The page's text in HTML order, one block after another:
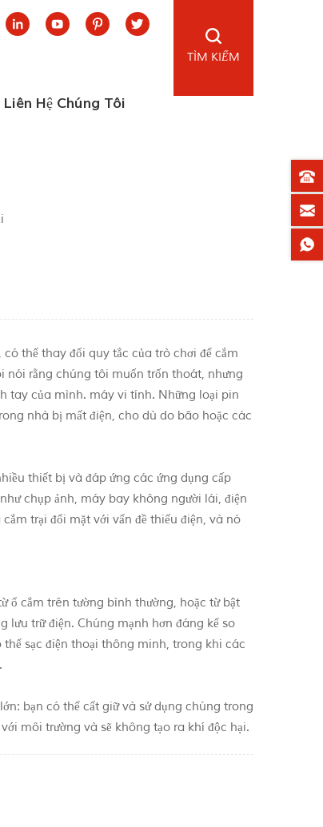
TÌM KIẾM
Liên Hệ Chúng Tôi
thể thay đổi quy tắc của trò chơi để cắm
nói rằng chúng tôi muốn trốn thoát, nhưng
tay của mình. máy vi tính. Những loại pin
nhà bị mất điện, cho dù do bão hoặc các
thiết bị và đáp ứng các ứng dụng cấp
chụp ảnh, máy bay không người lái, điện
trại đối mặt với vấn đề thiếu điện, và nó
ổ cắm trên tường bình thường, hoặc từ bật
lưu trữ điện. Chúng mạnh hơn đáng kể so
sạc điện thoại thông minh, trong khi các
bạn có thể cất giữ và sử dụng chúng trong
môi trường và sẽ không tạo ra khí độc hại.